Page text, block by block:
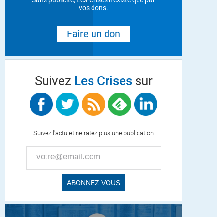
vos dons.
Faire un don
Suivez Les Crisessur
Suivez l'actu et ne ratez plus une publication